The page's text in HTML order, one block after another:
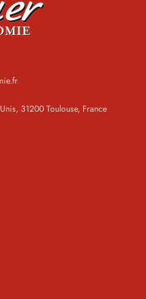
31200 Toulouse, France